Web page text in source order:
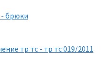
брюки
тр тс - тр тс 019/2011